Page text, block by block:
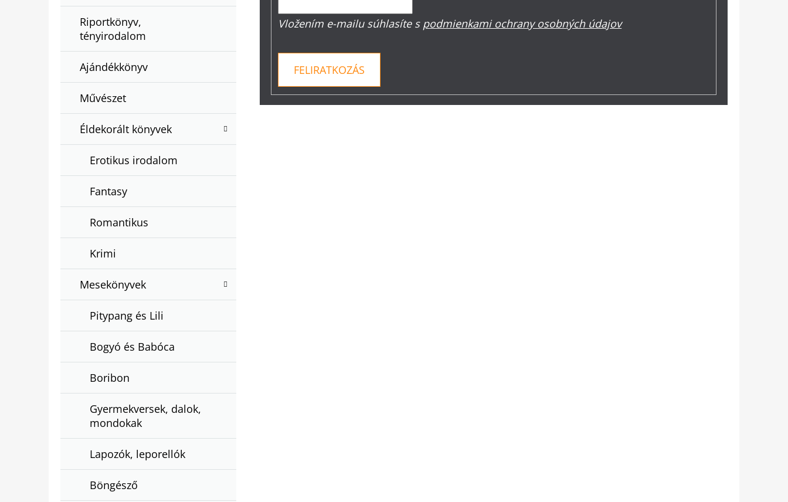
Riportkönyv,
tényirodalom
Ajándékkönyv
Művészet
Éldekorált könyvek
Erotikus irodalom
Fantasy
Romantikus
Krimi
Mesekönyvek
Pitypang és Lili
Bogyó és Babóca
Boribon
Gyermekversek, dalok,
mondokak
Lapozók, leporellók
Böngésző
Vložením e-mailu súhlasíte s podmienkami ochrany osobných údajov
FELIRATKOZÁS